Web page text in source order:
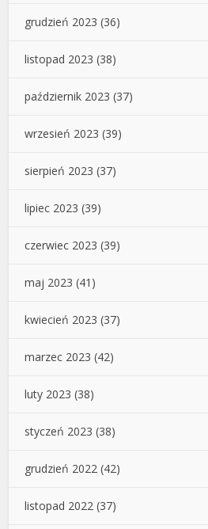
grudzień 2023 (36)
listopad 2023 (38)
październik 2023 (37)
wrzesień 2023 (39)
sierpień 2023 (37)
lipiec 2023 (39)
czerwiec 2023 (39)
maj 2023 (41)
kwiecień 2023 (37)
marzec 2023 (42)
luty 2023 (38)
styczeń 2023 (38)
grudzień 2022 (42)
listopad 2022 (37)